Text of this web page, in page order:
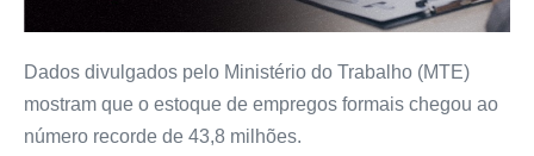
Dados divulgados pelo Ministério do Trabalho (MTE)
mostram que o estoque de empregos formais chegou ao
número recorde de 43,8 milhões.